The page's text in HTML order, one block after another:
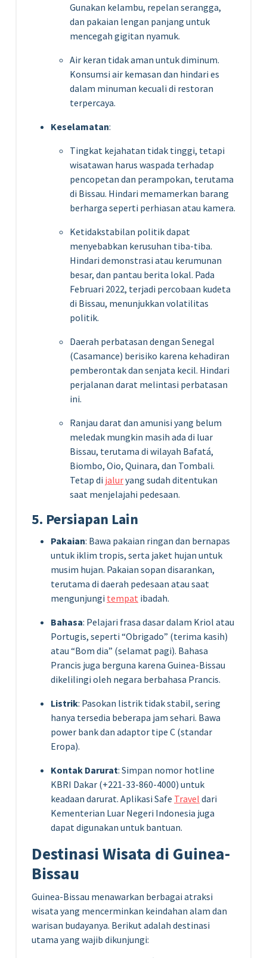
Gunakan kelambu, repelan serangga,
dan pakaian lengan panjang untuk
mencegah gigitan nyamuk.
Air keran tidak aman untuk diminum.
Konsumsi air kemasan dan hindari es
dalam minuman kecuali di restoran
terpercaya.
Keselamatan:
Tingkat kejahatan tidak tinggi, tetapi
wisatawan harus waspada terhadap
pencopetan dan perampokan, terutama
di Bissau. Hindari memamerkan barang
berharga seperti perhiasan atau kamera.
Ketidakstabilan politik dapat
menyebabkan kerusuhan tiba-tiba.
Hindari demonstrasi atau kerumunan
besar, dan pantau berita lokal. Pada
Februari 2022, terjadi percobaan kudeta
di Bissau, menunjukkan volatilitas
politik.
Daerah perbatasan dengan Senegal
(Casamance) berisiko karena kehadiran
pemberontak dan senjata kecil. Hindari
perjalanan darat melintasi perbatasan
ini.
Ranjau darat dan amunisi yang belum
meledak mungkin masih ada di luar
Bissau, terutama di wilayah Bafatá,
Biombo, Oio, Quinara, dan Tombali.
Tetap di jaluryang sudah ditentukan
saat menjelajahi pedesaan.
5. Persiapan Lain
Pakaian: Bawa pakaian ringan dan bernapas
untuk iklim tropis, serta jaket hujan untuk
musim hujan. Pakaian sopan disarankan,
terutama di daerah pedesaan atau saat
mengunjungi tempat ibadah.
Bahasa: Pelajari frasa dasar dalam Kriol atau
Portugis, seperti “Obrigado” (terima kasih)
atau “Bom dia” (selamat pagi). Bahasa
Prancis juga berguna karena Guinea-Bissau
dikelilingi oleh negara berbahasa Prancis.
Listrik: Pasokan listrik tidak stabil, sering
hanya tersedia beberapa jam sehari. Bawa
power bank dan adaptor tipe C (standar
Eropa).
Kontak Darurat: Simpan nomor hotline
KBRI Dakar (+221-33-860-4000) untuk
keadaan darurat. Aplikasi Safe Travel dari
Kementerian Luar Negeri Indonesia juga
dapat digunakan untuk bantuan.
Destinasi Wisata di Guinea-
Bissau
Guinea-Bissau menawarkan berbagai atraksi
wisata yang mencerminkan keindahan alam dan
warisan budayanya. Berikut adalah destinasi
utama yang wajib dikunjungi: